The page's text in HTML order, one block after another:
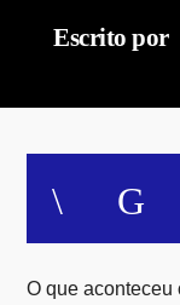
Título
Artista
Escrito por
O que